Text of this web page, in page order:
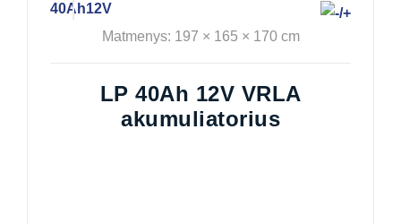
40Ah12V
Matmenys: 197 × 165 × 170 cm
LP 40Ah 12V VRLA
akumuliatorius